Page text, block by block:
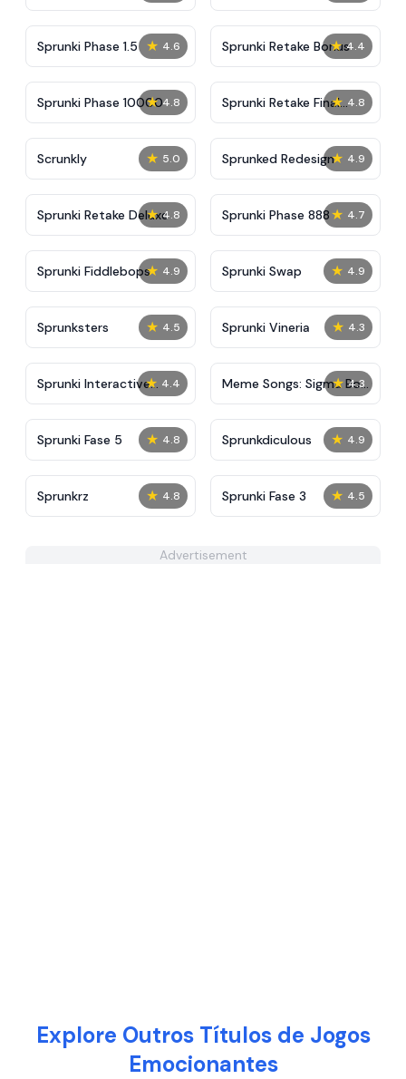
★ 4.6
Sprunki Phase 1.5 ★ 4.4
Sprunki Retake Bonus
★ 4.8
Sprunki Phase 10000 ★ 4.8
Sprunki Retake Final
Update
★ 5.0
Scrunkly ★ 4.9
Sprunked Redesign
★ 4.8
Sprunki Retake Deluxe ★ 4.7
Sprunki Phase 888
★ 4.9
Sprunki Fiddlebops ★ 4.9
Sprunki Swap
★ 4.5
Sprunksters ★ 4.3
Sprunki Vineria
★ 4.4
Sprunki Interactive
Tunner
★ 4.3
Meme Songs: Sigma Boy,
FNAF, Squid, Beast,
Sprunki
★ 4.8
Sprunki Fase 5 ★ 4.9
Sprunkdiculous
★ 4.8
Sprunkrz ★ 4.5
Sprunki Fase 3
Advertisement
Explore Outros Títulos de Jogos
Emocionantes